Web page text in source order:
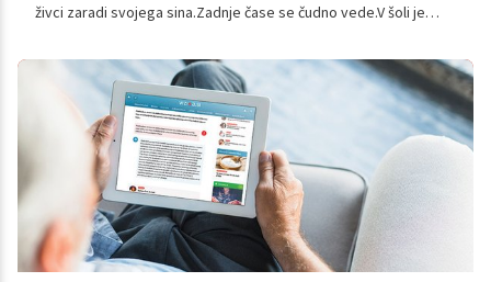
živci zaradi svojega sina.Zadnje čase se čudno vede.V šoli je
ravnateljica.Ne ...